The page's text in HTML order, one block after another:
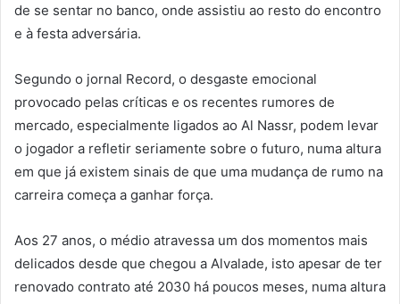
de se sentar no banco, onde assistiu ao resto do encontro
e à festa adversária.
Segundo o jornal Record, o desgaste emocional
provocado pelas críticas e os recentes rumores de
mercado, especialmente ligados ao Al Nassr, podem levar
o jogador a refletir seriamente sobre o futuro, numa altura
em que já existem sinais de que uma mudança de rumo na
carreira começa a ganhar força.
Aos 27 anos, o médio atravessa um dos momentos mais
delicados desde que chegou a Alvalade, isto apesar de ter
renovado contrato até 2030 há poucos meses, numa altura